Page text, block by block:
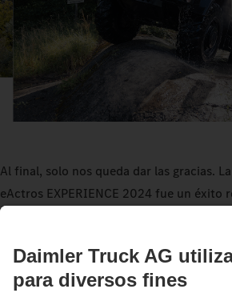
Al final, solo nos queda dar las gracias.
eActros EXPERIENCE 2024 fue un éxito
que hayáis podido disfrutar de estas
nuevas impresiones y experiencias que
¡Estamos deseando que llegue la